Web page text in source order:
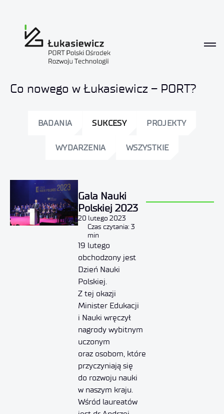
Aktualności
Co nowego w Łukasiewicz – PORT?
BADANIA PROJEKTY
SUKCESY
WYDARZENIA WSZYSTKIE
Gala Nauki
Polskiej 2023
20 lutego 2023
Czas czytania: 3
min
19 lutego
obchodzony jest
Dzień Nauki
Polskiej.
Z tej okazji
Minister Edukacji
i Nauki wręczył
nagrody wybitnym
uczonym
oraz osobom, które
przyczyniają się
do rozwoju nauki
w naszym kraju.
Wśród laureatów